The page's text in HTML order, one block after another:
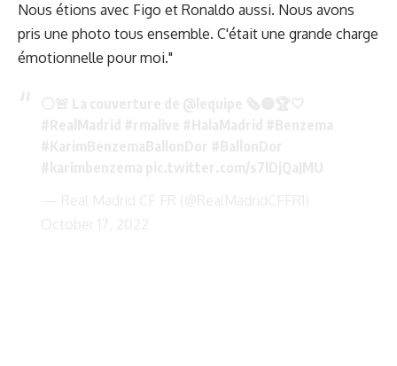
Nous étions avec Figo et Ronaldo aussi. Nous avons
pris une photo tous ensemble. C'était une grande charge
émotionnelle pour moi."